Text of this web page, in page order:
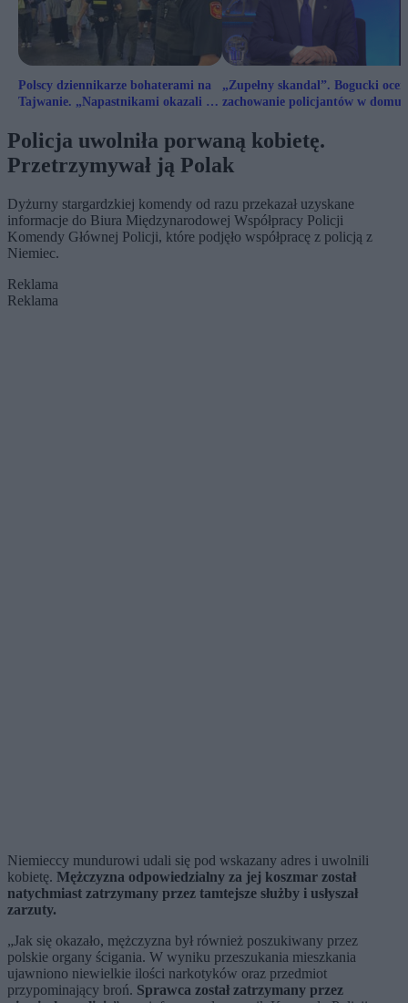
Polscy dziennikarze bohaterami na
Tajwanie. „Napastnikami okazali się
„Zupełny skandal”. Bogucki
zachowanie policjantów w domu
Policja uwolniła porwaną kobietę.
Przetrzymywał ją Polak
Dyżurny stargardzkiej komendy od razu przekazał uzyskane
informacje do Biura Międzynarodowej Współpracy Policji
Komendy Głównej Policji, które podjęło współpracę z policją z
Niemiec.
Reklama
Reklama
Niemieccy mundurowi udali się pod wskazany adres i uwolnili
kobietę. Mężczyzna odpowiedzialny za jej koszmar został
natychmiast zatrzymany przez tamtejsze służby i usłyszał
zarzuty.
„Jak się okazało, mężczyzna był również poszukiwany przez
polskie organy ścigania. W wyniku przeszukania mieszkania
ujawniono niewielkie ilości narkotyków oraz przedmiot
przypominający broń. Sprawca został zatrzymany przez